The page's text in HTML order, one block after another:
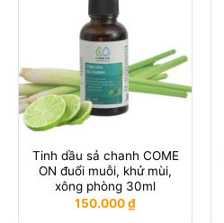
Tinh dầu sả chanh COME
ON đuổi muỗi, khử mùi,
xông phòng 30ml
150.000₫